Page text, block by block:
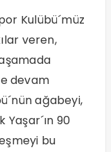
Kulübü´müz
veren,
devam
ağabeyi,
Yaşar´ın 90
bu